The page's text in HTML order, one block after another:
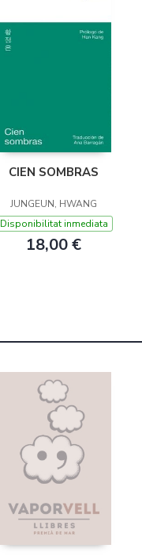
CIEN SOMBRAS
JUNGEUN, HWANG
Disponibilitat inmediata
18,00 €